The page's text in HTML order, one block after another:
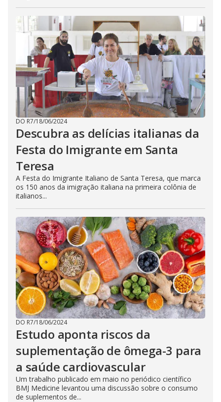
DO R7/18/06/2024
Descubra as delícias italianas da
Festa do Imigrante em Santa
Teresa
A Festa do Imigrante Italiano de Santa Teresa, que marca
os 150 anos da imigração italiana na primeira colônia de
italianos...
DO R7/18/06/2024
Estudo aponta riscos da
suplementação de ômega-3 para
a saúde cardiovascular
Um trabalho publicado em maio no periódico científico
BMJ Medicine levantou uma discussão sobre o consumo
de suplementos de...